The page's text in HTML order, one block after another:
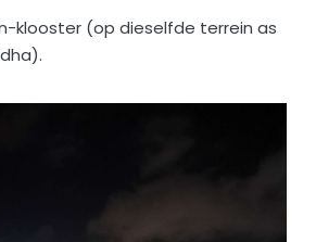
klooster (op dieselfde terrein as